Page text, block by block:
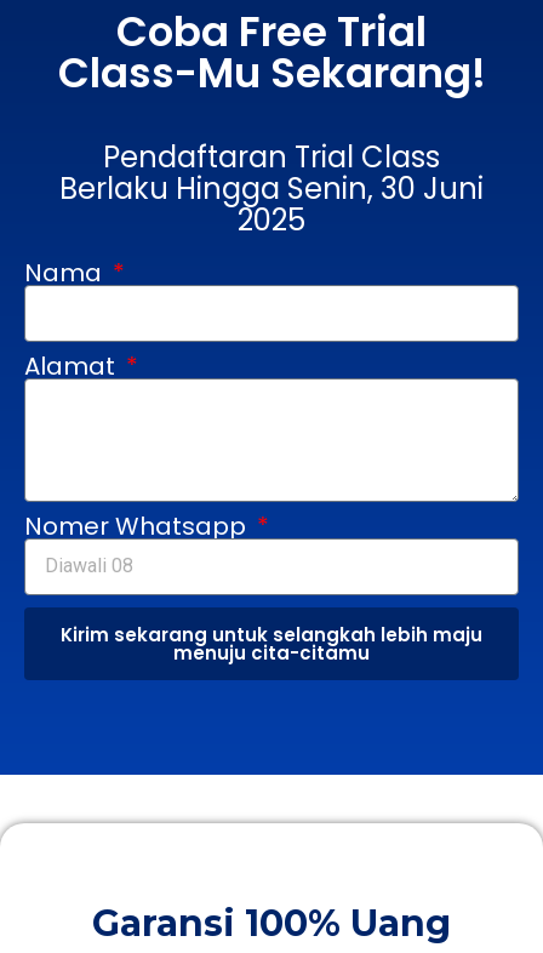
Coba Free Trial
Class-Mu Sekarang!
Pendaftaran Trial Class
Berlaku Hingga Senin, 30 Juni
2025
Nama
Alamat
Nomer Whatsapp
Kirim sekarang untuk selangkah lebih maju
menuju cita-citamu
Garansi 100% Uang